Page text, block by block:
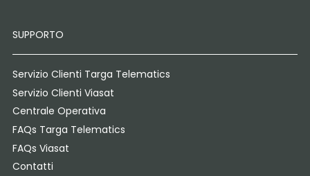
SUPPORTO
Servizio Clienti Targa Telematics
Servizio Clienti Viasat
Centrale Operativa
FAQs Targa Telematics
FAQs Viasat
Contatti